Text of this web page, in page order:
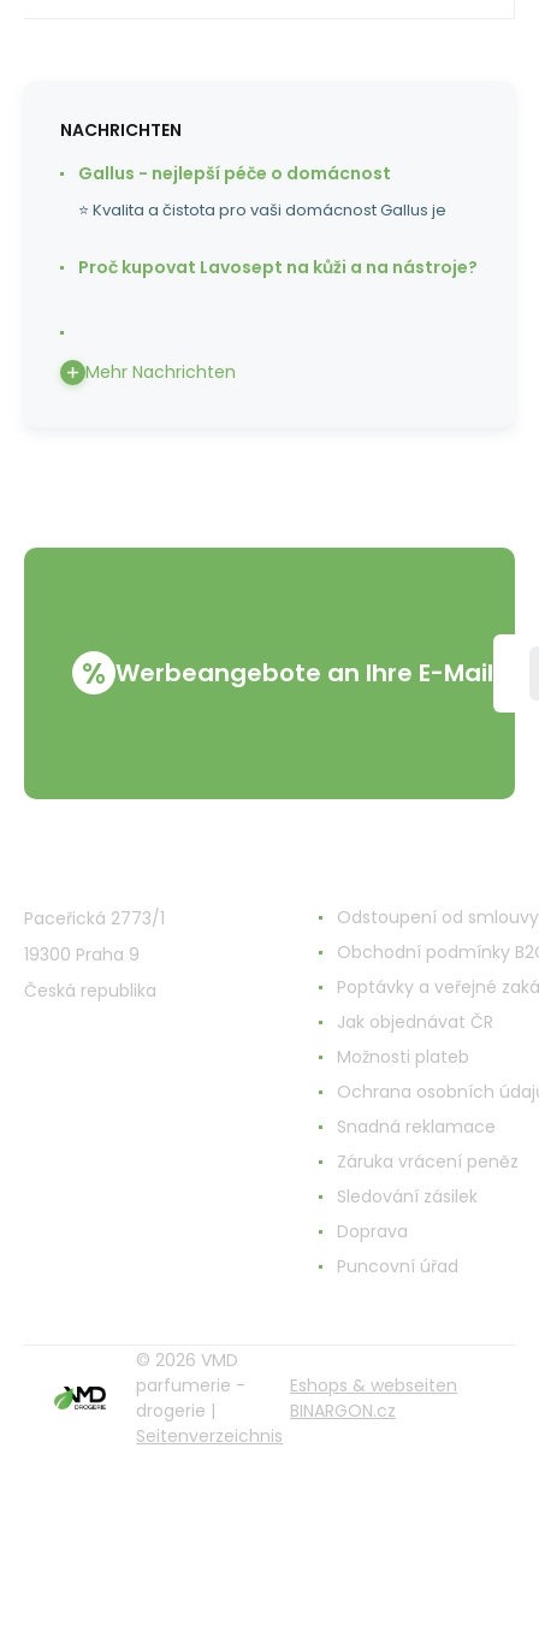
NACHRICHTEN
Gallus - nejlepší péče o domácnost
⭐ Kvalita a čistota pro vaši domácnost Gallus je
Proč kupovat Lavosept na kůži a na nástroje?
Mehr Nachrichten
% Werbeangebote an Ihre E-Mail
Paceřická 2773/1
19300 Praha 9
Česká republika
Odstoupení od smlouvy
Obchodní podmínky
Poptávky a veřejné
Jak objednávat ČR
Možnosti plateb
Ochrana osobních
Snadná reklamace
Záruka vrácení peněz
Sledování zásilek
Doprava
Puncovní úřad
© 2026 VMD
parfumerie -
drogerie |
Seitenverzeichnis
Eshops & webseiten
BINARGON.cz